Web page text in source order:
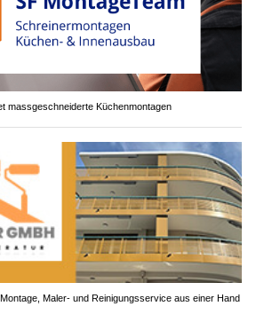
massgeschneiderte Küchenmontagen
Maler- und Reinigungsservice aus einer Hand